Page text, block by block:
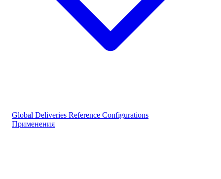
Global Deliveries Reference Configurations
Применения